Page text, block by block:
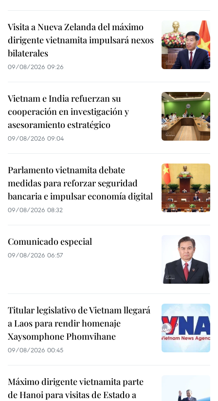
Visita a Nueva Zelanda del máximo
dirigente vietnamita impulsará nexos
bilaterales
09/08/2026 09:26
Vietnam e India refuerzan su
cooperación en investigación y
asesoramiento estratégico
09/08/2026 09:04
Parlamento vietnamita debate
medidas para reforzar seguridad
bancaria e impulsar economía digital
09/08/2026 08:32
Comunicado especial
09/08/2026 06:57
Titular legislativo de Vietnam llegará
a Laos para rendir homenaje
Xaysomphone Phomvihane
09/08/2026 00:45
Máximo dirigente vietnamita parte
de Hanoi para visitas de Estado a